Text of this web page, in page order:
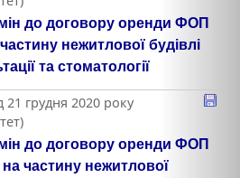
до договору оренди ФОП
нежитлової будівлі
та стоматології
грудня 2020 року
до договору оренди ФОП
частину нежитлової